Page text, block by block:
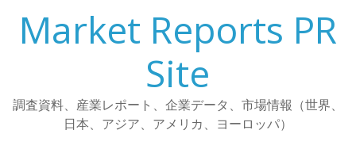
Market Reports PR
Site
調査資料、産業レポート、企業データ、市場情報（世界、
日本、アジア、アメリカ、ヨーロッパ）